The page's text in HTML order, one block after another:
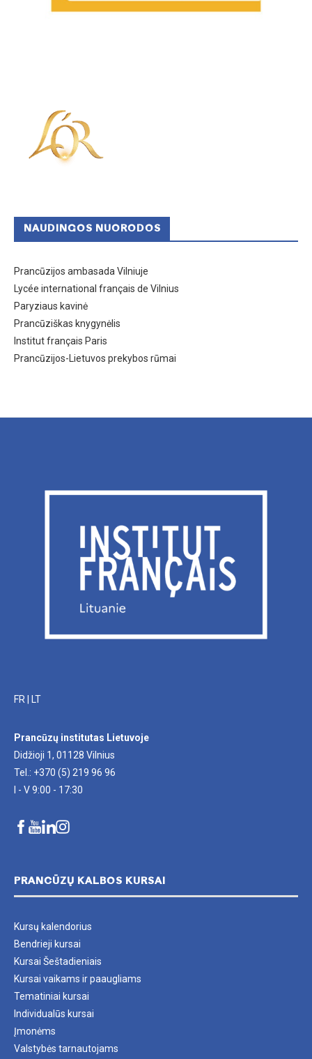
NAUDINGOS NUORODOS
Prancūzijos ambasada Vilniuje
Lycée international français de Vilnius
Paryziaus kavinė
Prancūziškas knygynėlis
Institut français Paris
Prancūzijos-Lietuvos prekybos rūmai
FR LT
Prancūzų institutas Lietuvoje
Didžioji 1, 01128 Vilnius
Tel.: +370 (5) 219 96 96
I - V 9:00 - 17:30
PRANCŪZŲ KALBOS KURSAI
Kursų kalendorius
Bendrieji kursai
Kursai Šeštadieniais
Kursai vaikams ir paaugliams
Tematiniai kursai
Individualūs kursai
Įmonėms
Valstybės tarnautojams